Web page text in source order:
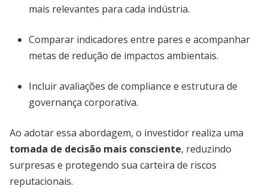
mais relevantes para cada indústria.
Comparar indicadores entre pares e acompanhar
metas de redução de impactos ambientais.
Incluir avaliações de compliance e estrutura de
governança corporativa.
Ao adotar essa abordagem, o investidor realiza uma
tomada de decisão mais consciente, reduzindo
surpresas e protegendo sua carteira de riscos
reputacionais.